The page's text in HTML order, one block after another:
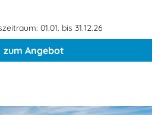
01.01. bis 31.12.26
zum Angebot